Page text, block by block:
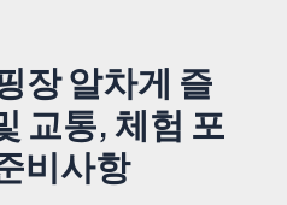
장 알차게 즐
교통, 체험 포
비사항